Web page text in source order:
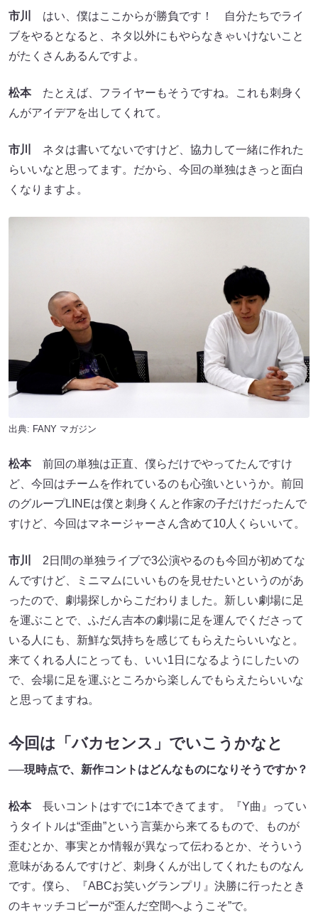
市川
はい、僕はここからが勝負です！ 自分たちでライ
ブをやるとなると、ネタ以外にもやらなきゃいけないこと
がたくさんあるんですよ。
松本たとえば、フライヤーもそうですね。これも刺身く
んがアイデアを出してくれて。
市川
ネタは書いてないですけど、協力して一緒に作れた
らいいなと思ってます。だから、今回の単独はきっと面白
くなりますよ。
出典: FANY マガジン
松本前回の単独は正直、僕らだけでやってたんですけ
ど、今回はチームを作れているのも心強いというか。前回
のグループLINEは僕と刺身くんと作家の子だけだったんで
すけど、今回はマネージャーさん含めて10人くらいいて。
市川
2日間の単独ライブで3公演やるのも今回が初めてな
んですけど、ミニマムにいいものを見せたいというのがあ
ったので、劇場探しからこだわりました。新しい劇場に足
を運ぶことで、ふだん吉本の劇場に足を運んでくださって
いる人にも、新鮮な気持ちを感じてもらえたらいいなと。
来てくれる人にとっても、いい1日になるようにしたいの
で、会場に足を運ぶところから楽しんでもらえたらいいな
と思ってますね。
今回は「バカセンス」でいこうかなと
──現時点で、新作コントはどんなものになりそうですか？
松本長いコントはすでに1本できてます。『Y曲』ってい
うタイトルは“歪曲”という言葉から来てるもので、ものが
歪むとか、事実とか情報が異なって伝わるとか、そういう
意味があるんですけど、刺身くんが出してくれたものなん
です。僕ら、『ABCお笑いグランプリ』決勝に行ったとき
のキャッチコピーが“歪んだ空間へようこそ”で。